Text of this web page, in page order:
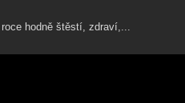
hodně štěstí, zdraví,...